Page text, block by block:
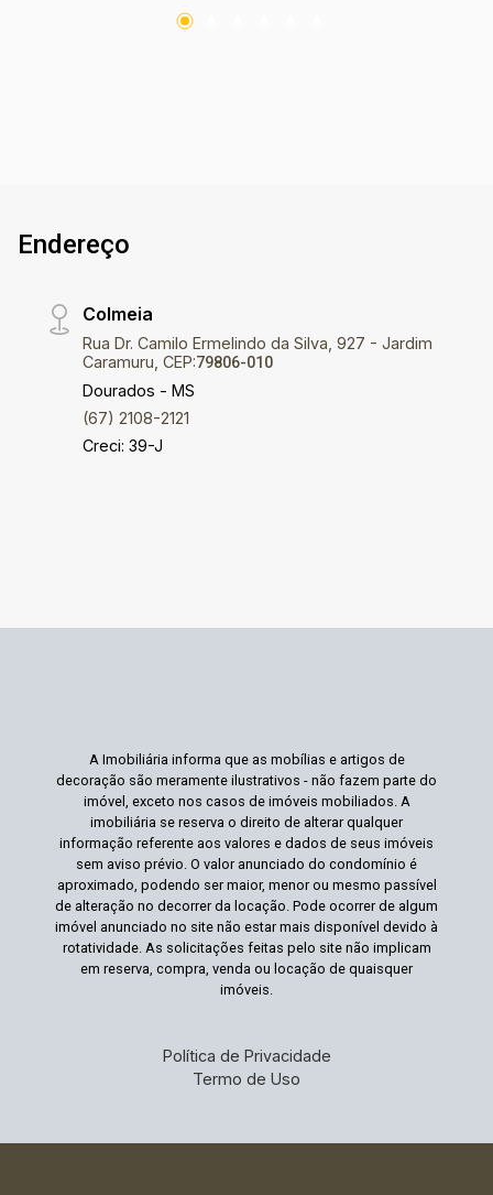
Endereço
Colmeia
Rua Dr. Camilo Ermelindo da Silva, 927 - Jardim
Caramuru, CEP:79806-010
Dourados - MS
(67) 2108-2121
Creci: 39-J
A Imobiliária informa que as mobílias e artigos de
decoração são meramente ilustrativos - não fazem parte do
imóvel, exceto nos casos de imóveis mobiliados. A
imobiliária se reserva o direito de alterar qualquer
informação referente aos valores e dados de seus imóveis
sem aviso prévio. O valor anunciado do condomínio é
aproximado, podendo ser maior, menor ou mesmo passível
de alteração no decorrer da locação. Pode ocorrer de algum
imóvel anunciado no site não estar mais disponível devido à
rotatividade. As solicitações feitas pelo site não implicam
em reserva, compra, venda ou locação de quaisquer
imóveis.
Política de Privacidade
Termo de Uso